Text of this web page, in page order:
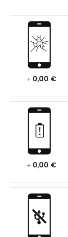
+ 0,00 €
+ 0,00 €